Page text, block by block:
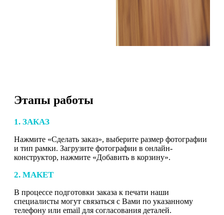
Этапы работы
1. ЗАКАЗ
Нажмите «Сделать заказ», выберите размер фотографии
и тип рамки. Загрузите фотографии в онлайн-
конструктор, нажмите «Добавить в корзину».
2. МАКЕТ
В процессе подготовки заказа к печати наши
специалисты могут связаться с Вами по указанному
телефону или email для согласования деталей.